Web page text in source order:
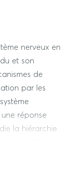
nerveux en
et son
de
par les
réponse
la hiérarchie
contrôle de la